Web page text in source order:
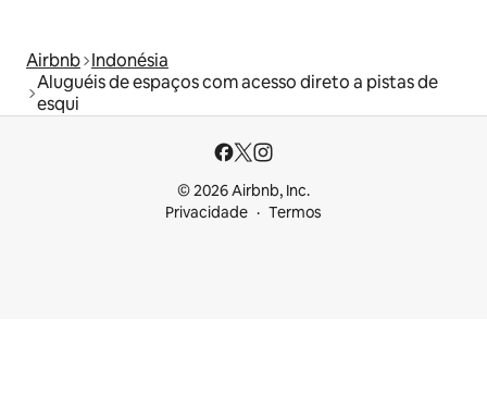
Airbnb Indonésia
Aluguéis de espaços com acesso direto a pistas de
esqui
© 2026 Airbnb, Inc.
Privacidade
Termos